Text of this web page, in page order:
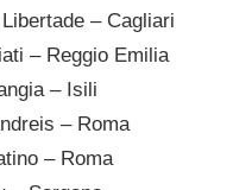
– Cagliari
– Reggio Emilia
– Isili
– Roma
– Roma